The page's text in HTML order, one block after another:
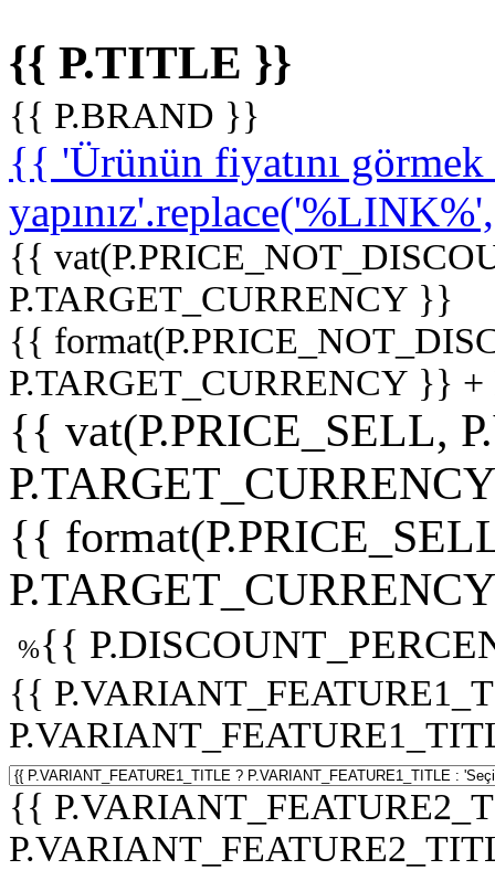
{{ P.TITLE }}
{{ P.BRAND }}
{{ 'Ürünün fiyatını
{{
P.TARGET_CURRENCY }}
{{
P.TARGET_CURRENCY }}
{{ vat(P.PRICE_SELL,
{{
%{{
{{
{{